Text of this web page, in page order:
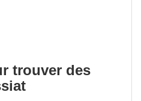
trouver des